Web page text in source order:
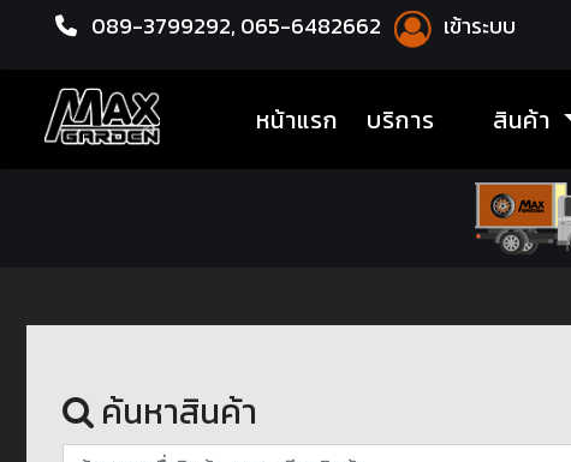
089-3799292, 065-6482662 เข้าระบบ
หน้าแรก(current)
บริการ สินค้า
หน้าแรก น้ำมันเครื่อง
ค้นหาสินค้า